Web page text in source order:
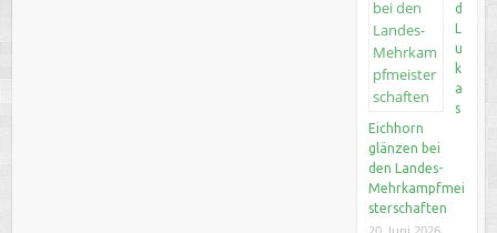
d
u
k
a
s
Eichhorn
glänzen bei
den Landes-
Mehrkampfmei
sterschaften